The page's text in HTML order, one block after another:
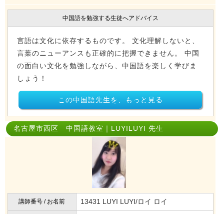
中国語を勉強する生徒へアドバイス
言語は文化に依存するものです。 文化理解しないと、
言葉のニューアンスも正確的に把握できません。 中国
の面白い文化を勉強しながら、中国語を楽しく学びま
しょう！
この中国語先生を、もっと見る
名古屋市西区 中国語教室｜LUYILUYI 先生
講師番号 / お名前 13431 LUYI LUYI/ロイ ロイ